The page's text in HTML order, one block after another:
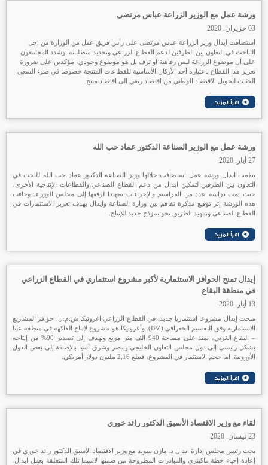
ورشة عمل مع الوزير الزراعة عباس مرتضى
03 حزيران. 2020
استضافت ايدال وزير الزراعة عباس مرتضى على رأس فريق عمل من الوزارة من اجل
التباحث في التعاون بين الطرفين لدعم القطاع الزراعي وتحديد متطلباته. وشدد المجتمعون
على أن موضوع الزراعة ليس رفاهية او ترف بل هو موضوع وجودي، مؤكدين على ضرورة
تعزيز هذا القطاع باعتباره أحد الأركان الأساسیة للقطاعات المنتجة خصوصا في ضوء السعي
الحثيث لتحویل الاقتصاد الوطني من اقتصاد ريعي الى اقتصاد منتج.
ورشة عمل مع الوزير الصناعة الدكتور عماد حب الله
27 أيار. 2020
نظمت ايدال ورشة عمل استضافت خلالها وزير الصناعة الدكتور عماد حب الله للبحث في
التعاون بين الطرفين لتمكين ايدال من دعم القطاع الصناعي والقطاعات الإنتاجية الأخرى،
حيث تمت دراسة عدد من المراسيم والإجراءات تمهيدا لرفعها إلى مجلس الوزراء. وجاءت
هذه الورشة إثر توقيع مذكرة تفاهم بين وزارة الصناعة وايدال بهدف تعزيز الاستثمارات في
القطاع الصناعي وتمهيد الطريق نحو نموذج جديد للإنتاج.
إيدال تمنح الحوافز الاستثمارية لأكبر مشروع استثماري في القطاع الزراعي
في منطقة البقاع
13 أيار. 2020
منحت إيدال مشروعا استثماريا جديدا في القطاع الزراعي اغروتيكا ش.م.ل. حوافز المشاريع
الاستثمارية وفق التقسيم الجغرافي (IPZ). وأغروتيكا هو مشروع لإنتاج الفاكهة في منطقة عانا
– البقاع الغربي، يمتد على مساحة 940 الف متر مربع ويهدف إلى تصدير 90% من إنتاجه
بشكل رئيسي إلى دول مجلس التعاون الخليجي ومصر وشرق آسيا بالإضافة إلى بعض الدول
الأوروبية. اما حجم الاستثمار في المشروع، فيبلغ 2,16 مليون دولار أمريكي.
لقاء مع وزير الاقتصاد الأسبق الدكتور رائد خوري
23 نيسان. 2020
بحث رئيس مجلس إدارة ايدال د. مازن سويد مع وزير الاقتصاد الأسبق الدكتور رائد خوري في
إعادة إحياء خطة ماكينزي والمبادرات المطروحة من ضمنها لاسيما تلك المتعلقة بعمل ايدال.